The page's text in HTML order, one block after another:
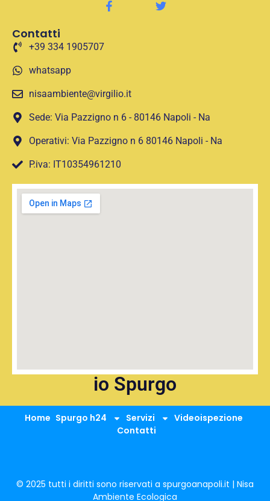
Contatti
+39 334 1905707
whatsapp
nisaambiente@virgilio.it
Sede: Via Pazzigno n 6 - 80146 Napoli - Na
Operativi: Via Pazzigno n 6 80146 Napoli - Na
P.iva: IT10354961210
io Spurgo
Home Spurgo h24 Servizi
Videoispezione
Contatti
© 2025 tutti i diritti sono riservati a spurgoanapoli.it | Nisa
Ambiente Ecologica